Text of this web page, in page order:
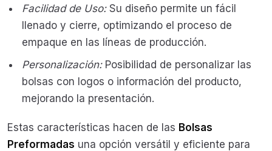
Facilidad de Uso:Su diseño permite un fácil
llenado y cierre, optimizando el proceso de
empaque en las líneas de producción.
Personalización:Posibilidad de personalizar las
bolsas con logos o información del producto,
mejorando la presentación.
Estas características hacen de las Bolsas
Preformadas una opción versátil y eficiente para